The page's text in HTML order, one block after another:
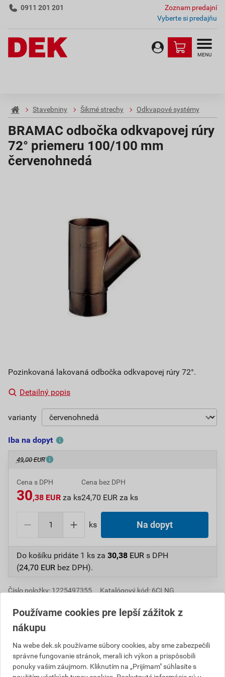
0911 201 201
Zoznam predajní
Vyberte si predajňu
MENU
Stavebniny Šikmé strechy Odkvapové systémy
BRAMAC odbočka odkvapovej rúry
72° priemeru 100/100 mm
červenohnedá
Pozinkovaná lakovaná odbočka odkvapovej rúry 72°.
Detailný popis
varianty
Iba na dopyt
49,00 EUR
Cena s DPH
30,38 EUR za ks
Cena bez DPH
24,70 EUR za ks
ks Na dopyt
Do košíku pridáte 1 ks za 30,38 EUR s DPH
(24,70 EUR bez DPH).
Číslo položky: 1225497355
Katalógový kód: 6CLNG
Popis
Odbočka odkvapovej rúry je súčasťou odkvapového
Používame cookies pre lepší zážitok z
nákupu
Na webe dek.sk používame súbory cookies, aby sme zabezpečili
správne fungovanie stránok, merali ich výkon a prispôsobili
ponuky vašim záujmom. Kliknutím na „Prijímam" súhlasíte s